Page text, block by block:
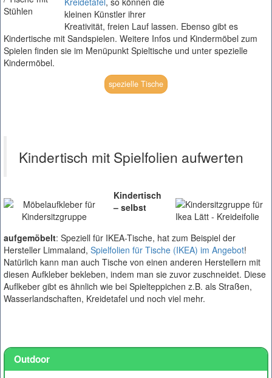
kleinen Künstler ihrer
Kreativität, freien Lauf lassen. Ebenso gibt es
Kindertische mit Sandspielen. Weitere Infos und Kindermöbel zum
Spielen finden sie im Menüpunkt Spieltische und unter spezielle
Kindermöbel.
spezielle Tische
Kindertisch mit Spielfolien aufwerten
Kindertisch
– selbst
aufgemöbelt: Speziell für IKEA-Tische, hat zum Beispiel der
Hersteller Limmaland, Spielfolien für Tische (IKEA) im Angebot!
Natürlich kann man auch Tische von einen anderen Herstellern mit
diesen Aufkleber bekleben, indem man sie zuvor zuschneidet. Diese
Auflkeber gibt es ähnlich wie bei Spielteppichen z.B. als Straßen,
Wasserlandschaften, Kreidetafel und noch viel mehr.
Outdoor